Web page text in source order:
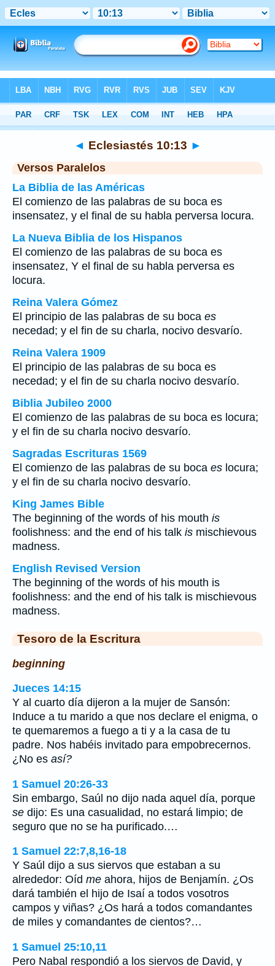
>Eclesiastés >Capítulo 10 > Verso 13
◄ Eclesiastés 10:13 ►
Versos Paralelos
La Biblia de las Américas
El comienzo de las palabras de su boca es
insensatez, y el final de su habla perversa locura.
La Nueva Biblia de los Hispanos
El comienzo de las palabras de su boca es
insensatez, Y el final de su habla perversa es
locura.
Reina Valera Gómez
El principio de las palabras de su boca es
necedad; y el fin de su charla, nocivo desvarío.
Reina Valera 1909
El principio de las palabras de su boca es
necedad; y el fin de su charla nocivo desvarío.
Biblia Jubileo 2000
El comienzo de las palabras de su boca es locura;
y el fin de su charla nocivo desvarío.
Sagradas Escrituras 1569
El comienzo de las palabras de su boca es locura;
y el fin de su charla nocivo desvarío.
King James Bible
The beginning of the words of his mouth is
foolishness: and the end of his talk is mischievous
madness.
English Revised Version
The beginning of the words of his mouth is
foolishness: and the end of his talk is mischievous
madness.
Tesoro de la Escritura
beginning
Jueces 14:15
Y al cuarto día dijeron a la mujer de Sansón:
Induce a tu marido a que nos declare el enigma, o
te quemaremos a fuego a ti y a la casa de tu
padre. Nos habéis invitado para empobrecernos.
¿No es así?
1 Samuel 20:26-33
Sin embargo, Saúl no dijo nada aquel día, porque
se dijo: Es una casualidad, no estará limpio; de
seguro que no se ha purificado.…
1 Samuel 22:7,8,16-18
Y Saúl dijo a sus siervos que estaban a su
alrededor: Oíd me ahora, hijos de Benjamín. ¿Os
dará también el hijo de Isaí a todos vosotros
campos y viñas? ¿Os hará a todos comandantes
de miles y comandantes de cientos?…
1 Samuel 25:10,11
Pero Nabal respondió a los siervos de David, y